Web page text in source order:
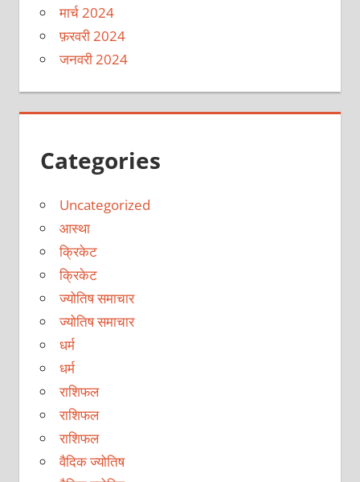
मार्च 2024
फ़रवरी 2024
जनवरी 2024
Categories
Uncategorized
आस्था
क्रिकेट
क्रिकेट
ज्योतिष समाचार
ज्योतिष समाचार
धर्म
धर्म
राशिफल
राशिफल
राशिफल
वैदिक ज्योतिष